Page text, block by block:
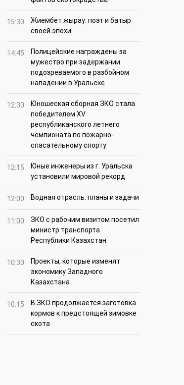
15:30
Жиембет жырау: поэт и батыр
своей эпохи
14:45
Полицейские награждены за
мужество при задержании
подозреваемого в разбойном
нападении в Уральске
12:30
Юношеская сборная ЗКО стала
победителем XV
республиканского летнего
чемпионата по пожарно-
спасательному спорту
12:15
Юные инженеры из г. Уральска
установили мировой рекорд
12:00 Водная отрасль: планы и задачи
11:00
ЗКО с рабочим визитом посетил
министр транспорта
Республики Казахстан
10:30
Проекты, которые изменят
экономику Западного
Казахстана
10:15
В ЗКО продолжается заготовка
кормов к предстоящей зимовке
скота